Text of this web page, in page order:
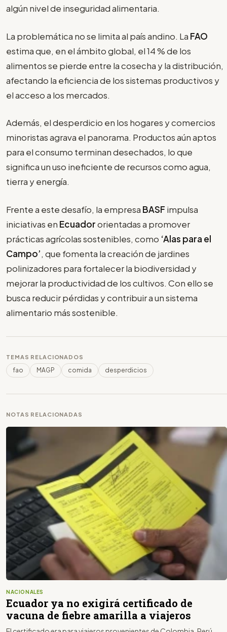
algún nivel de inseguridad alimentaria.
La problemática no se limita al país andino. La FAO
estima que, en el ámbito global, el 14 % de los
alimentos se pierde entre la cosecha y la distribución,
afectando la eficiencia de los sistemas productivos y
el acceso a los mercados.
Además, el desperdicio en los hogares y comercios
minoristas agrava el panorama. Productos aún aptos
para el consumo terminan desechados, lo que
significa un uso ineficiente de recursos como agua,
tierra y energía.
Frente a este desafío, la empresa BASF impulsa
iniciativas en Ecuadororientadas a promover
prácticas agrícolas sostenibles, como ‘Alas para el
Campo’, que fomenta la creación de jardines
polinizadores para fortalecer la biodiversidad y
mejorar la productividad de los cultivos. Con ello se
busca reducir pérdidas y contribuir a un sistema
alimentario más sostenible.
TEMAS RELACIONADOS
fao MAGP comida desperdicios
NOTAS RELACIONADAS
NACIONALES
Ecuador ya no exigirá certificado de
vacuna de fiebre amarilla a viajeros